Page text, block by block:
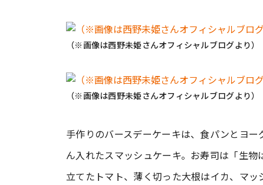
（※画像は西野未姫さんオフィシャルブログより）
（※画像は西野未姫さんオフィシャルブログより）
手作りのバースデーケーキは、食パンとヨ
ん入れたスマッシュケーキ。お寿司は「生
立てたトマト、薄く切った大根はイカ、マ